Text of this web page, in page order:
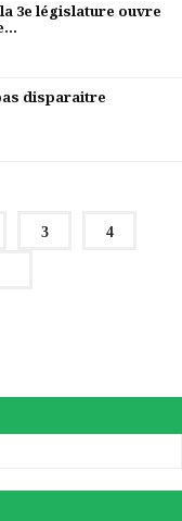
3e législature ouvre
disparaitre
3 4